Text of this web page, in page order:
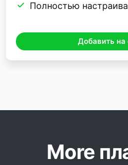
Полностью
Добавить на
More